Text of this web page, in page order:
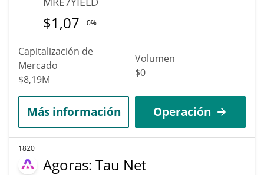
$1,07 0%
Capitalización de
Mercado
$8,19M
Volumen
$0
Más información Operación
1820
Agoras: Tau Net